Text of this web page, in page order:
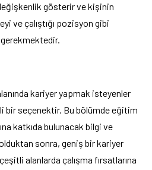
gösterir ve kişinin
ve çalıştığı pozisyon gibi
kariyer yapmak isteyenler
bir seçenektir. Bu bölümde eğitim
katkıda bulunacak bilgi ve
sonra, geniş bir kariyer
alanlarda çalışma fırsatlarına